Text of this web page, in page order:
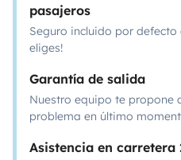
pasajeros
Seguro incluido por defecto
eliges!
Garantía de salida
Nuestro equipo te propone
problema en último
Asistencia en carretera